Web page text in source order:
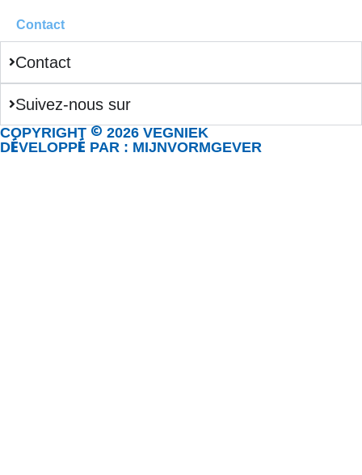
Contact
Contact
Suivez-nous sur
COPYRIGHT © 2026 VEGNIEK
DÉVELOPPÉ PAR : MIJNVORMGEVER